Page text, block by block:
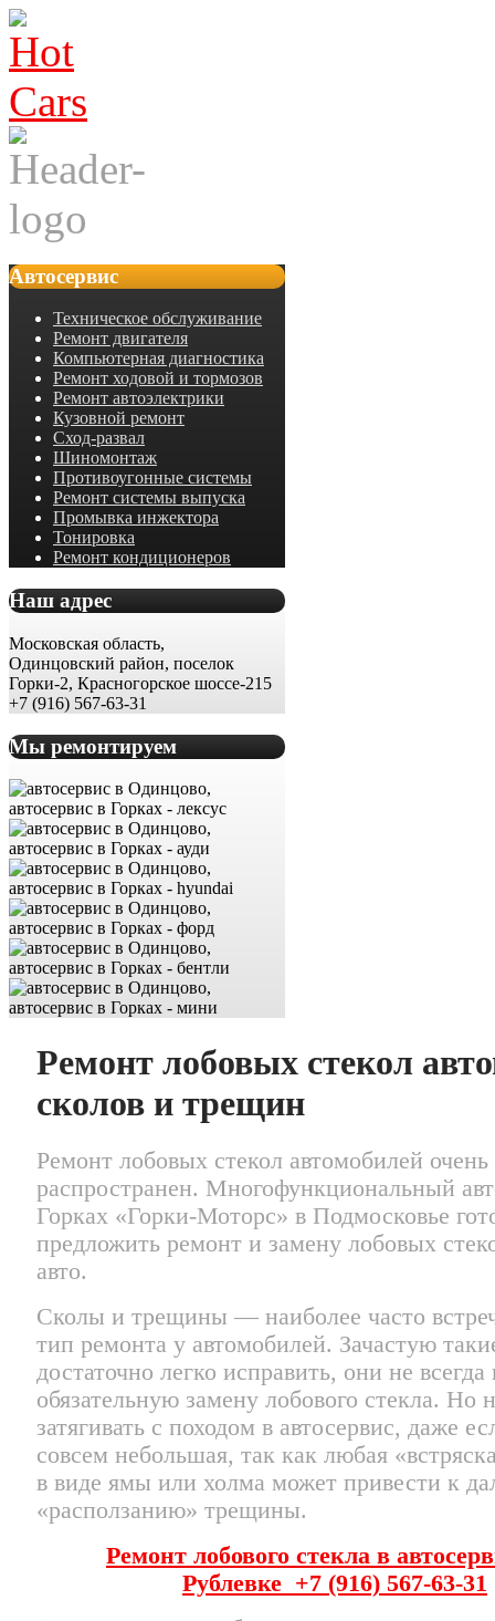
Автосервис
Техническое обслуживание
Ремонт двигателя
Компьютерная диагностика
Ремонт ходовой и тормозов
Ремонт автоэлектрики
Кузовной ремонт
Сход-развал
Шиномонтаж
Противоугонные системы
Ремонт системы выпуска
Промывка инжектора
Тонировка
Ремонт кондиционеров
Наш адрес
Московская область,
Одинцовский район, поселок
Горки-2, Красногорское шоссе-215
+7 (916) 567-63-31
Мы ремонтируем
Ремонт лобовых стекол
сколов и трещин
Ремонт лобовых стекол автомобилей очень
распространен. Многофункциональный
Горках «Горки-Моторс» в Подмосковье
предложить ремонт и замену лобовых
авто.
Сколы и трещины — наиболее часто
тип ремонта у автомобилей. Зачастую
достаточно легко исправить, они не
обязательную замену лобового стекла. Но
затягивать с походом в автосервис, даже
совсем небольшая, так как любая
в виде ямы или холма может привести к
«расползанию» трещины.
Ремонт лобового стекла в
Рублевке +7 (916) 567-63-31